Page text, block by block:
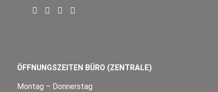
ÖFFNUNGSZEITEN BÜRO (ZENTRALE)
Montag – Donnerstag